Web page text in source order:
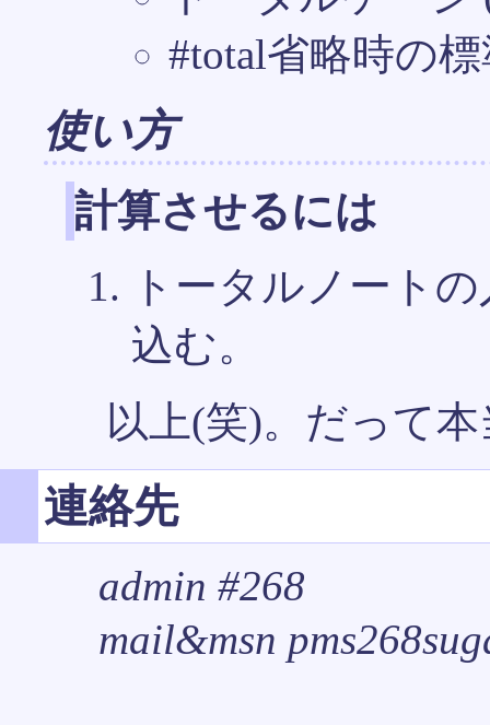
#total省略時の
使い方
計算させるには
トータルノート
込む。
以上(笑)。だって
連絡先
admin #268
mail&msn